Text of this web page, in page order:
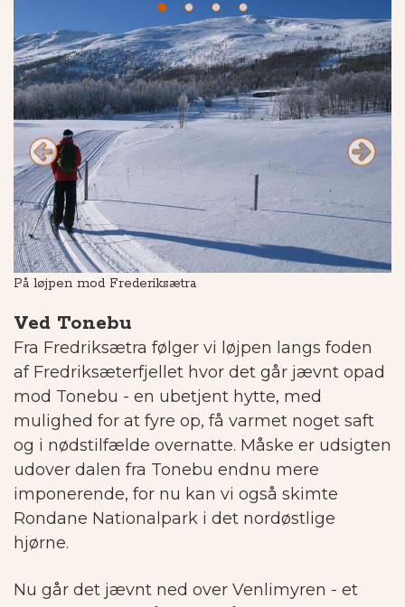
På løjpen mod Frederiksætra
Ved Tonebu
Fra Fredriksætra følger vi løjpen langs foden
af Fredriksæterfjellet hvor det går jævnt opad
mod Tonebu - en ubetjent hytte, med
mulighed for at fyre op, få varmet noget saft
og i nødstilfælde overnatte. Måske er udsigten
udover dalen fra Tonebu endnu mere
imponerende, for nu kan vi også skimte
Rondane Nationalpark i det nordøstlige
hjørne.
Nu går det jævnt ned over Venlimyren - et